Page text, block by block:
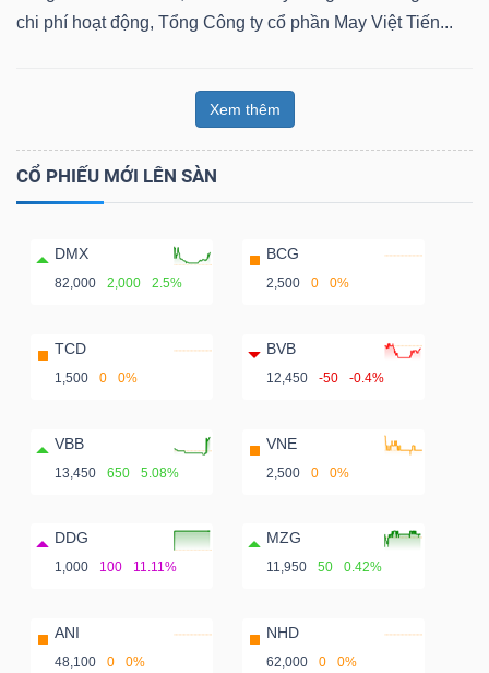
chi phí hoạt động, Tổng Công ty cổ phần May Việt Tiến...
Xem thêm
CỔ PHIẾU MỚI LÊN SÀN
DMX
82,000 2,000 2.5%
BCG
2,500 0 0%
TCD
1,500 0 0%
BVB
12,450 -50 -0.4%
VBB
13,450 650 5.08%
VNE
2,500 0 0%
DDG
1,000 100 11.11%
MZG
11,950 50 0.42%
ANI
48,100 0 0%
NHD
62,000 0 0%